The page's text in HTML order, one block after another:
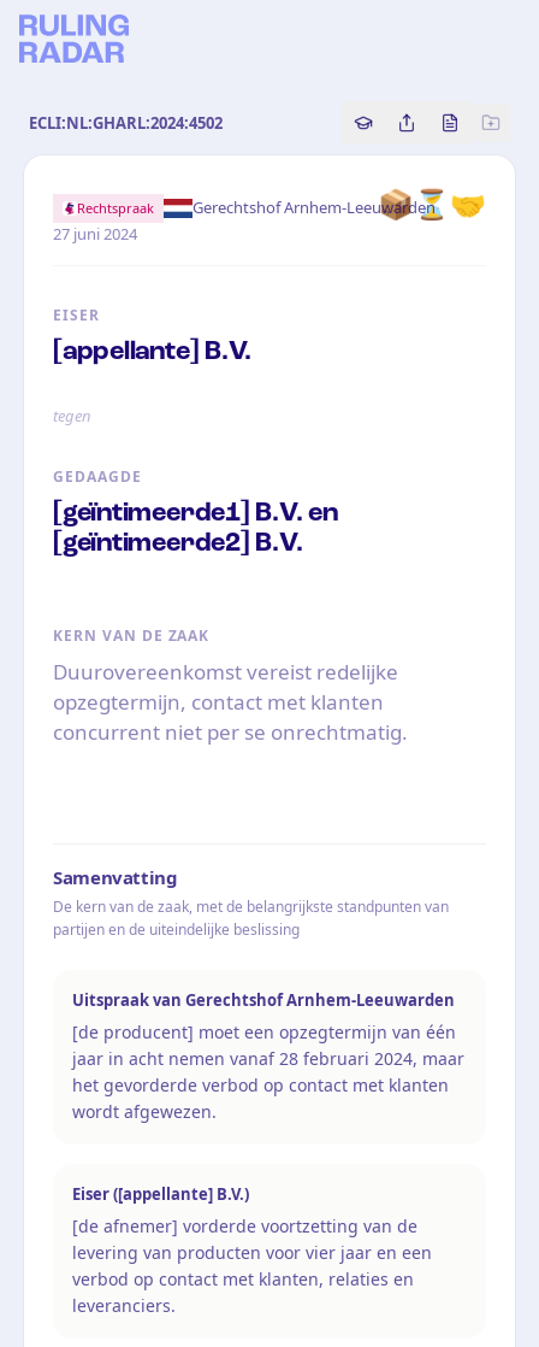
ECLI:NL:GHARL:2024:4502 Copy source
Share this
Bekijk
📦⏳ 🤝
Rechtspraak Gerechtshof Arnhem-Leeuwarden·
27 juni 2024
EISER
[appellante] B.V.
tegen
GEDAAGDE
[geïntimeerde1] B.V. en
[geïntimeerde2] B.V.
KERN VAN DE ZAAK
Duurovereenkomst vereist redelijke
opzegtermijn, contact met klanten
concurrent niet per se onrechtmatig.
Samenvatting
De kern van de zaak, met de belangrijkste standpunten van
partijen en de uiteindelijke beslissing
Uitspraak van Gerechtshof Arnhem-Leeuwarden
[de producent] moet een opzegtermijn van één
jaar in acht nemen vanaf 28 februari 2024, maar
het gevorderde verbod op contact met klanten
wordt afgewezen.
Eiser ([appellante] B.V.)
[de afnemer] vorderde voortzetting van de
levering van producten voor vier jaar en een
verbod op contact met klanten, relaties en
leveranciers.